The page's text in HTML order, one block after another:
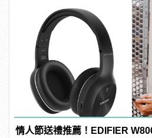
情人節送禮推薦！EDIFIER